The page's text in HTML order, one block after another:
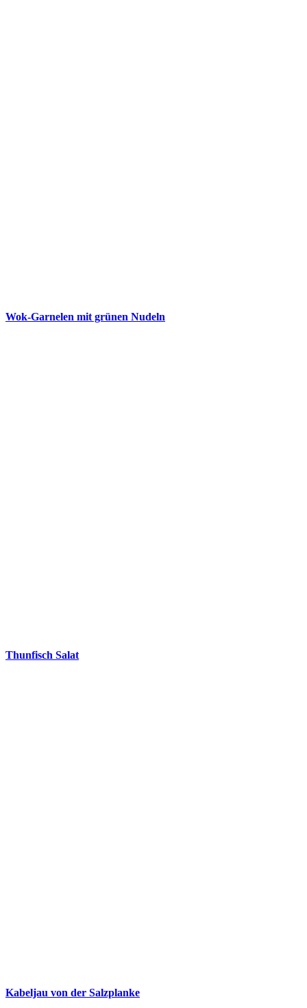
Wok-Garnelen mit grünen Nudeln
Thunfisch Salat
Kabeljau von der Salzplanke